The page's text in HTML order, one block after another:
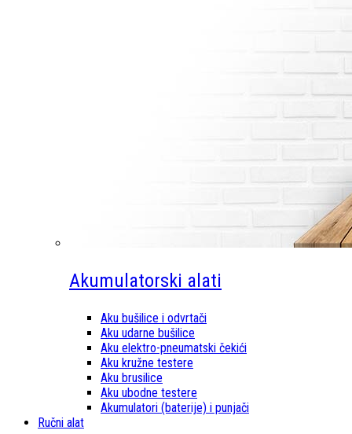
Akumulatorski alati
Aku bušilice i odvrtači
Aku udarne bušilice
Aku elektro-pneumatski čekići
Aku kružne testere
Aku brusilice
Aku ubodne testere
Akumulatori (baterije) i punjači
Ručni alat